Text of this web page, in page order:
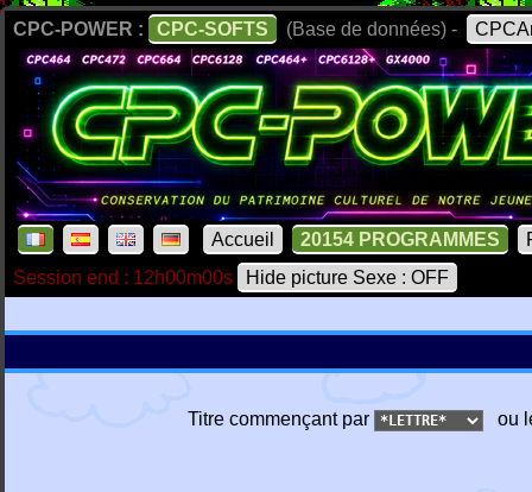
CPC-POWER : CPC-SOFTS (Base de données) -
Accueil 20154 PROGRAMMES
Session end : 12h00m00s
Hide picture Sexe : OFF
Titre commençant par ou